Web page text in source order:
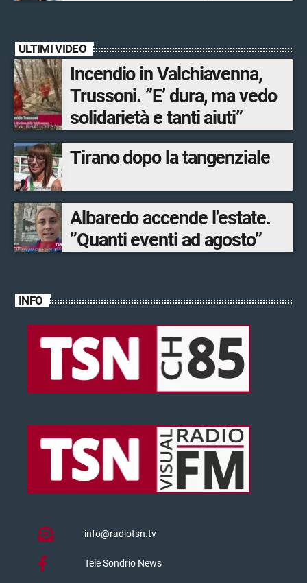
musica dal vivo
ULTIMI VIDEO
Incendio in Valchiavenna,
Trussoni. ”E’ dura, ma vedo
solidarietà e tanti aiuti”
Tirano dopo la tangenziale
Albaredo accende l’estate.
”Quanti eventi ad agosto”
INFO
info@radiotsn.tv
Tele Sondrio News